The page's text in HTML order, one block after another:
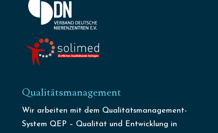
Qualitätsmanagement
Wir arbeiten mit dem Qualitätsmanagement-
System QEP – Qualität und Entwicklung in